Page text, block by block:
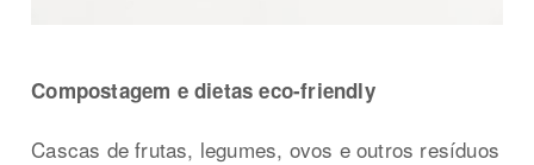
Compostagem e dietas eco-friendly
Cascas de frutas, legumes, ovos e outros resíduos